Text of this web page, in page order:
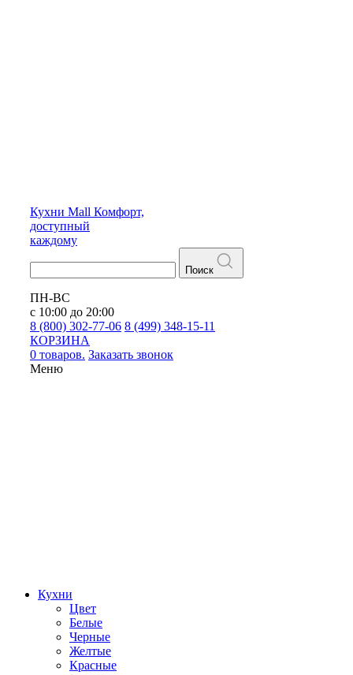
Кухни Mall Комфорт,
доступный
каждому
Поиск
ПН-ВС
с 10:00 до 20:00
8 (800) 302-77-06 8 (499) 348-15-11
КОРЗИНА
0 товаров. Заказать звонок
Меню
Кухни
Цвет
Белые
Черные
Желтые
Красные